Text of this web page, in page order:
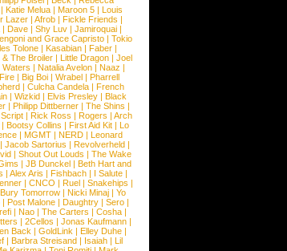
| Katie Melua | Maroon 5 | Louis
Lazer | Afrob | Fickle Friends |
| Dave| Shy Luv| Jamiroquai|
and Grace Capristo | Tokio
Tolone | Kasabian | Faber |
The Broiler| Little Dragon| Joel
Waters | Natalia Avelon| Naaz |
| Big Boi | Wrabel | Pharrell
| Culcha Candela| French
| Wizkid| Elvis Presley| Black
| Philipp Dittberner | The Shins |
| Rick Ross | Rogers | Arch
| Bootsy Collins | First Aid Kit | Lo
| MGMT| NERD| Leonard
Jacob Sartorius | Revolverheld|
| Shout Out Louds | The Wake
| JB Dunckel| Beth Hart and
| Alex Aris | Fishbach | I Salute |
| CNCO | Ruel| Snakehips |
Bury Tomorrow | Nicki Minaj | Yo
| Post Malone| Daughtry| Sero|
| Nao| The Carters | Cosha|
| 2Cellos | Jonas Kaufmann|
Back | GoldLink | Elley Duhe|
| Barbra Streisand | Isaiah | Lil